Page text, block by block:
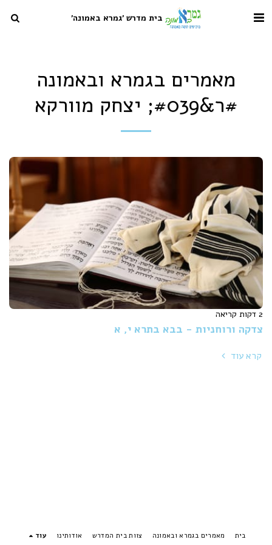
בית מדרש 'גמרא באמונה'
מאמרים בגמרא ובאמונה
#ר&#039; יצחק מוורקא
2 דקות קריאה
צדקה ורוחניות - בבא בתרא י, א
קרא עוד
בית מאמרים בגמרא ובאמונה צוות בית המדרש אודותינו עוד